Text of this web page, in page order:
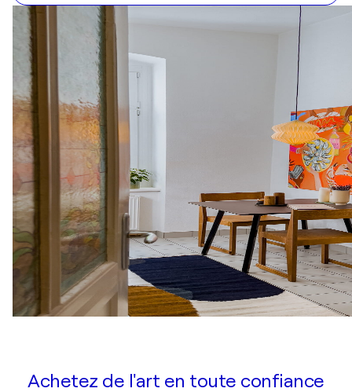
Achetez de l'art en toute confiance